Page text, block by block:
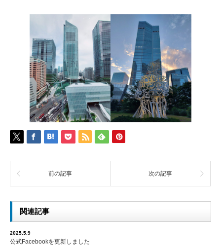
前の記事 次の記事
関連記事
2025.5.9
公式Facebookを更新しました